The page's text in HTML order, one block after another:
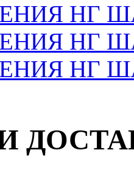
НГ
НГ
НГ